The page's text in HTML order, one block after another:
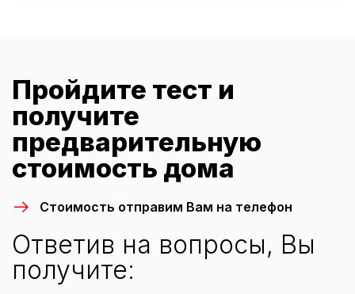
Пройдите тест и
получите
предварительную
стоимость дома
Стоимость отправим Вам на телефон
Ответив на вопросы, Вы
получите: